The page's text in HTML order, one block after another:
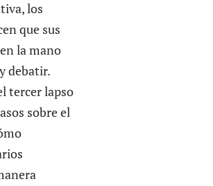
los
que sus
la mano
debatir.
tercer lapso
sobre el